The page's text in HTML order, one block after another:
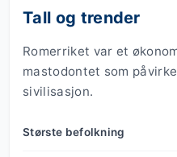
Tall og trender
Romerriket var et
mastodontet som
sivilisasjon.
Største befolkning